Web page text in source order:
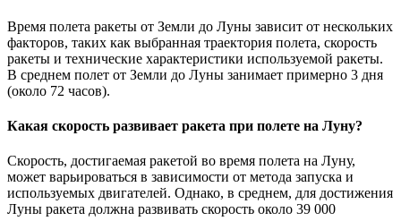
Время полета ракеты от Земли до Луны зависит от нескольких
факторов, таких как выбранная траектория полета, скорость
ракеты и технические характеристики используемой ракеты.
В среднем полет от Земли до Луны занимает примерно 3 дня
(около 72 часов).
Какая скорость развивает ракета при полете на Луну?
Скорость, достигаемая ракетой во время полета на Луну,
может варьироваться в зависимости от метода запуска и
используемых двигателей. Однако, в среднем, для достижения
Луны ракета должна развивать скорость около 39 000